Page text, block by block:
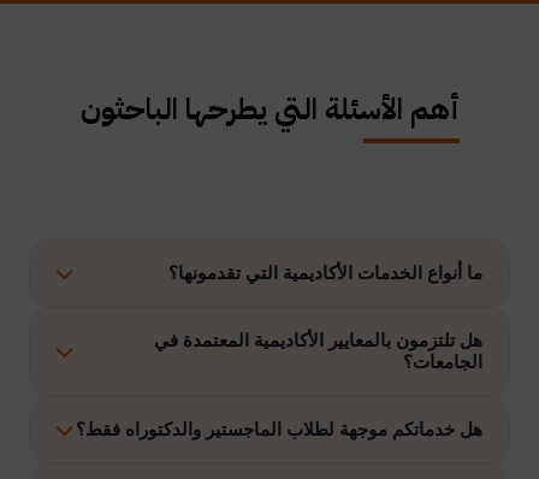
أهم الأسئلة التي يطرحها الباحثون
ما أنواع الخدمات الأكاديمية التي تقدمونها؟
نوفر حلولًا متكاملة تشمل إعداد الرسائل العلمية، الاستشارات
الأكاديمية، التحليل الإحصائي، إعداد خطة البحث، نشر الأبحاث،
هل تلتزمون بالمعايير الأكاديمية المعتمدة في
الجامعات؟
نعم، نلتزم بتنفيذ جميع الأعمال وفق ضوابط الدراسات العليا
هل خدماتكم موجهة لطلاب الماجستير والدكتوراه فقط؟